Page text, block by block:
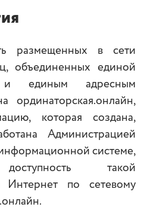
размещенных в сети
объединенных единой
единым адресным
ординаторская.онлайн,
которая создана,
Администрацией
системе,
такой
по сетевому